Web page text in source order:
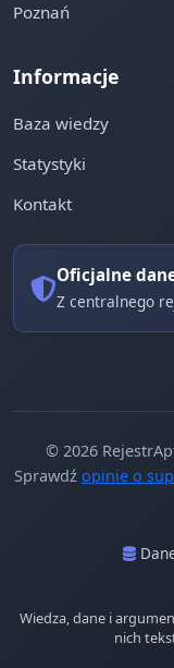
Poznań
Informacje
Baza wiedzy
Statystyki
Kontakt
Oficjalne
Z centralnego
© 2026
Sprawdź opinie o
Wiedza, dane i
nich